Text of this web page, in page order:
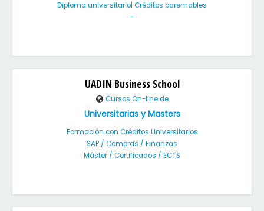
Diploma universitario| Créditos baremables
-
UADIN Business School
Cursos On-line de
Universitarias y Masters
Formación con Créditos Universitarios
SAP / Compras / Finanzas
Máster / Certificados / ECTS